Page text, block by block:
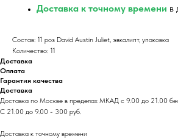
Доставка к точному времени в
Состав: 11 роз David Austin Juliet, эвкалипт, упаковка
Количество: 11
Доставка
Оплата
Гарантия качества
Доставка
Доставка по Москве в пределах МКАД с 9.00 до 21.00
С 21.00 до 9.00 - 300 руб.
Доставка к точному времени